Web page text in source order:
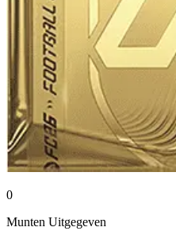
0
Munten Uitgegeven